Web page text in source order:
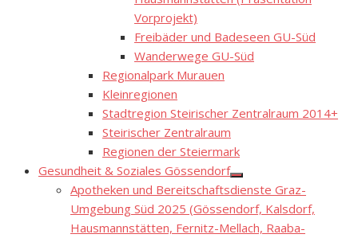
Vorprojekt)
Freibäder und Badeseen GU-Süd
Wanderwege GU-Süd
Regionalpark Murauen
Kleinregionen
Stadtregion Steirischer Zentralraum 2014+
Steirischer Zentralraum
Regionen der Steiermark
Gesundheit & Soziales Gössendorf
Show
sub
menu
Apotheken und Bereitschaftsdienste Graz-
Umgebung Süd 2025 (Gössendorf, Kalsdorf,
Hausmannstätten, Fernitz-Mellach, Raaba-